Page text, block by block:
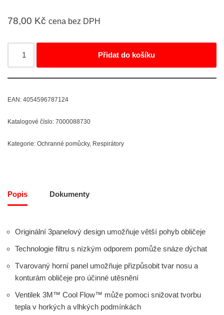
78,00 Kč cena bez DPH
Přidat do košíku
EAN: 4054596787124
Katalogové číslo: 7000088730
Kategorie: Ochranné pomůcky, Respirátory
Popis Dokumenty
Originální 3panelový design umožňuje větší pohyb obličeje
Technologie filtru s nízkým odporem pomůže snáze dýchat
Tvarovaný horní panel umožňuje přizpůsobit tvar nosu a
konturám obličeje pro účinné utěsnění
Ventilek 3M™ Cool Flow™ může pomoci snižovat tvorbu
tepla v horkých a vlhkých podmínkách